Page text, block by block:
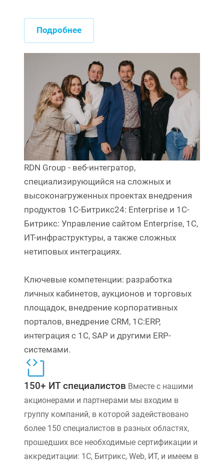
Подробнее
RDN Group - веб-интегратор,
специализирующийся на сложных и
высоконагруженных проектах внедрения
продуктов 1С-Битрикс24: Enterprise и 1C-
Битрикс: Управление сайтом Enterprise, 1С,
ИТ-инфраструктуры, а также сложных
нетиповых интеграциях.
Ключевые компетенции: разработка
личных кабинетов, аукционов и торговых
площадок, внедрение корпоративных
порталов, внедрение CRM, 1С:ERP,
интеграция с 1С, SAP и другими ERP-
системами.
150+ ИТ специалистов Вместе с нашими
акционерами и партнерами мы входим в
группу компаний, в которой задействовано
более 150 специалистов в разных областях,
прошедших все необходимые сертификации и
аккредитации: 1С, Битрикс, Web, ИТ, и имеем в